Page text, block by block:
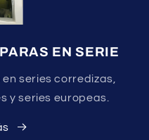
EN SERIE
series corredizas,
y series europeas.